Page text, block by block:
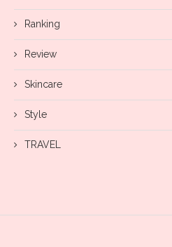
Ranking
Review
Skincare
Style
TRAVEL